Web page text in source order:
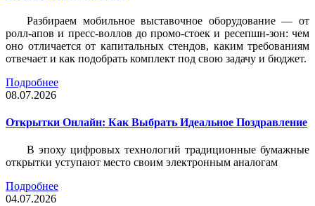
Разбираем мобильное выставочное оборудование — от
ролл-апов и пресс-воллов до промо-стоек и ресепшн-зон: чем
оно отличается от капитальных стендов, каким требованиям
отвечает и как подобрать комплект под свою задачу и бюджет.
Подробнее
08.07.2026
Открытки Онлайн: Как Выбрать Идеальное Поздравление
В эпоху цифровых технологий традиционные бумажные
открытки уступают место своим электронным аналогам
Подробнее
04.07.2026